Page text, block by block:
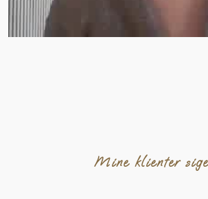
Mine klienter